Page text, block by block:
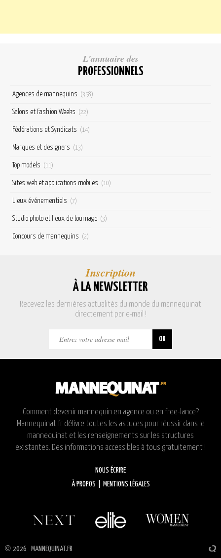
L'annuaire des
PROFESSIONNELS
Agences de mannequins (358)
Salons et Fashion Weeks (22)
Fédérations et Syndicats (14)
Marques et designers (13)
Top models (11)
Sites web et applications mobiles (10)
Lieux événementiels (7)
Studio photo et lieux de tournage (3)
Concours de mannequins (2)
Inscription
À LA NEWSLETTER
Recevez les dernières actualités du monde du mannequinat
directement par e-mail !
Comment devenir mannequin en agence ou en free-lance?
Mannequinat.fr délivre toutes les astuces pour réussir dans le
mannequinat et les renseignements sur les structures
existantes. Des informations accessibles à tous gratuitement !
NOUS ÉCRIRE
À PROPOS
MENTIONS LÉGALES
© 2026 MANNEQUINAT.FR